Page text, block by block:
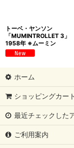
トーベ・ヤンソン
「MUMINTROLLET 3」
1958年 ※ムーミン
ホーム
ショッピングカート
最近チェックした
ご利用案内